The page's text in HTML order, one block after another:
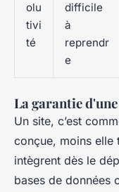
olu
tivi
té
difficile
à
reprendr
e
La garantie
Un site, c’est
conçue, moins elle
intègrent dès le
bases de données